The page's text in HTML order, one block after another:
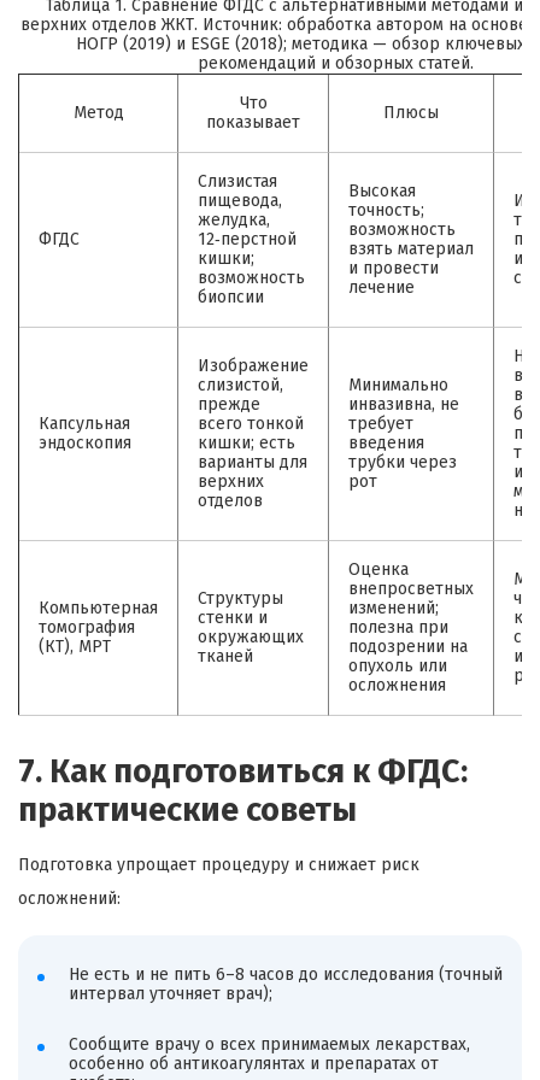
Таблица 1. Сравнение ФГДС с альтернативными методами
верхних отделов ЖКТ. Источник: обработка автором на основе
НОГР (2019) и ESGE (2018); методика — обзор ключевых
рекомендаций и обзорных статей.
Метод
Что
показывает
Плюсы
ФГДС
Слизистая
пищевода,
желудка,
12‑перстной
кишки;
возможность
биопсии
Высокая
точность;
возможность
взять материал
и провести
лечение
Капсульная
эндоскопия
Изображение
слизистой,
прежде
всего тонкой
кишки; есть
варианты для
верхних
отделов
Минимально
инвазивна, не
требует
введения
трубки через
рот
Компьютерная
томография
(КТ), МРТ
Структуры
стенки и
окружающих
тканей
Оценка
внепросветных
изменений;
полезна при
подозрении на
опухоль или
осложнения
к
7. Как подготовиться к ФГДС:
практические советы
Подготовка упрощает процедуру и снижает риск
осложнений:
Не есть и не пить 6–8 часов до исследования (точный
интервал уточняет врач);
Сообщите врачу о всех принимаемых лекарствах,
особенно об антикоагулянтах и препаратах от